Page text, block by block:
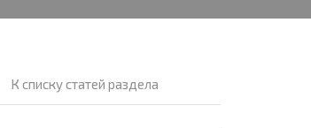
К списку статей раздела